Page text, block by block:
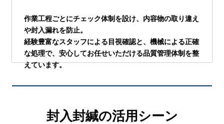
作業工程ごとにチェック体制を設け、内容物の取り違え
や封入漏れを防止。
経験豊富なスタッフによる目視確認と、機械による正確
な処理で、安心してお任せいただける品質管理体制を整
えています。
封入封緘の活用シーン